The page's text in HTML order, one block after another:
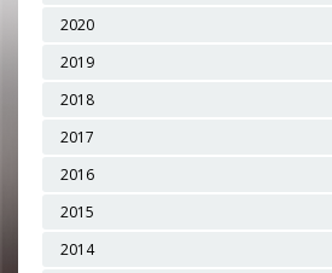
2020
2019
2018
2017
2016
2015
2014